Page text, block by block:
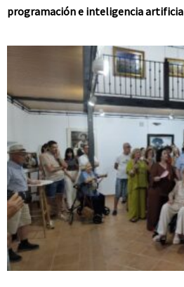
programación e inteligencia